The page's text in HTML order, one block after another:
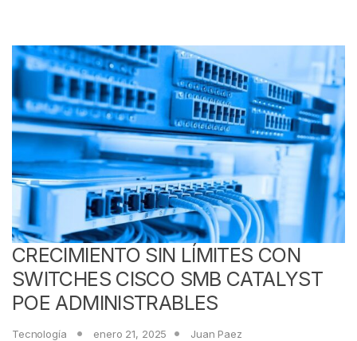
CRECIMIENTO SIN LÍMITES CON
SWITCHES CISCO SMB CATALYST
POE ADMINISTRABLES
Tecnología enero 21, 2025 Juan Paez